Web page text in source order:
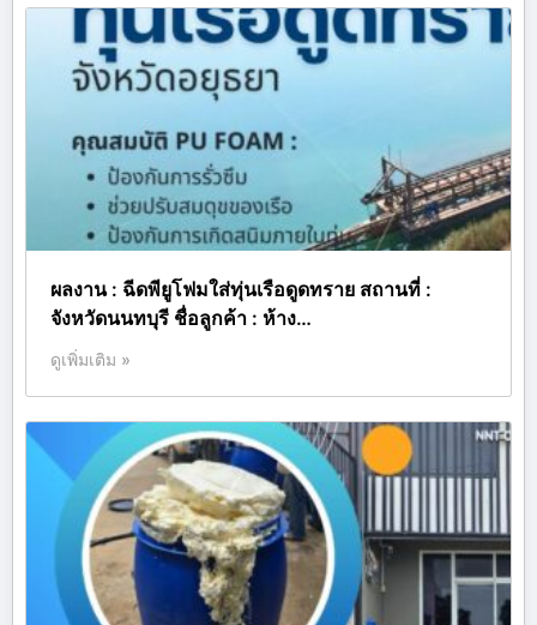
ผลงาน : ฉีดพียูโฟมใส่ทุ่นเรือดูดทราย สถานที่ :
จังหวัดนนทบุรี ชื่อลูกค้า : ห้าง…
ดูเพิ่มเติม »